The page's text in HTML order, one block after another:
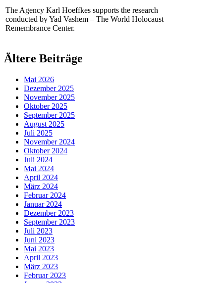
The Agency Karl Hoeffkes supports the research
conducted by Yad Vashem – The World Holocaust
Remembrance Center.
Ältere Beiträge
Mai 2026
Dezember 2025
November 2025
Oktober 2025
September 2025
August 2025
Juli 2025
November 2024
Oktober 2024
Juli 2024
Mai 2024
April 2024
März 2024
Februar 2024
Januar 2024
Dezember 2023
September 2023
Juli 2023
Juni 2023
Mai 2023
April 2023
März 2023
Februar 2023